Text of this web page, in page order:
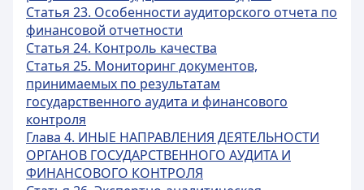
Статья 23. Особенности аудиторского отчета по
финансовой отчетности
Статья 24. Контроль качества
Статья 25. Мониторинг документов,
принимаемых по результатам
государственного аудита и финансового
контроля
Глава 4. ИНЫЕ НАПРАВЛЕНИЯ ДЕЯТЕЛЬНОСТИ
ОРГАНОВ ГОСУДАРСТВЕННОГО АУДИТА И
ФИНАНСОВОГО КОНТРОЛЯ